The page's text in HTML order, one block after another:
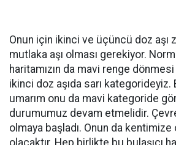
Onun için ikinci ve üçüncü doz aşı
mutlaka aşı olması gerekiyor.
haritamızın da mavi renge
ikinci doz aşıda sarı kategorideyiz.
umarım onu da mavi kategoride
durumumuz devam etmelidir.
olmaya başladı. Onun da kentimize
olacaktır. Hep birlikte bu bulaşıcı